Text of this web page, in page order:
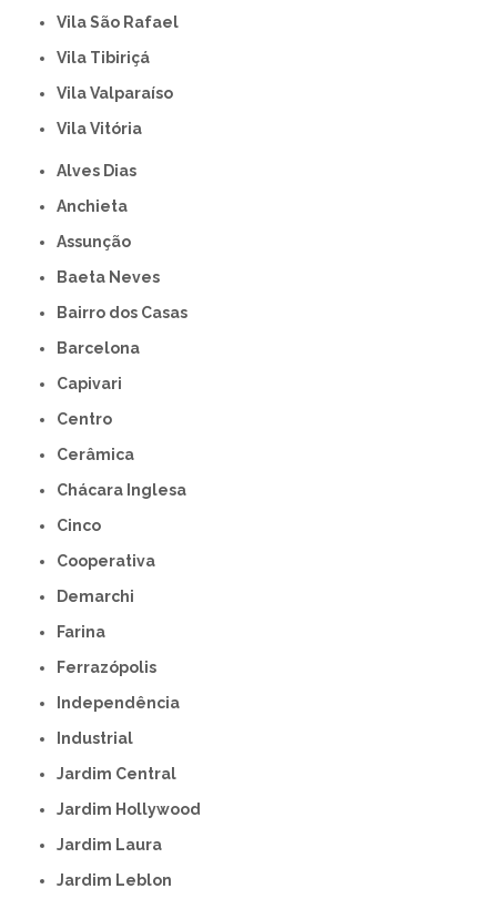
Vila São Rafael
Vila Tibiriçá
Vila Valparaíso
Vila Vitória
Alves Dias
Anchieta
Assunção
Baeta Neves
Bairro dos Casas
Barcelona
Capivari
Centro
Cerâmica
Chácara Inglesa
Cinco
Cooperativa
Demarchi
Farina
Ferrazópolis
Independência
Industrial
Jardim Central
Jardim Hollywood
Jardim Laura
Jardim Leblon